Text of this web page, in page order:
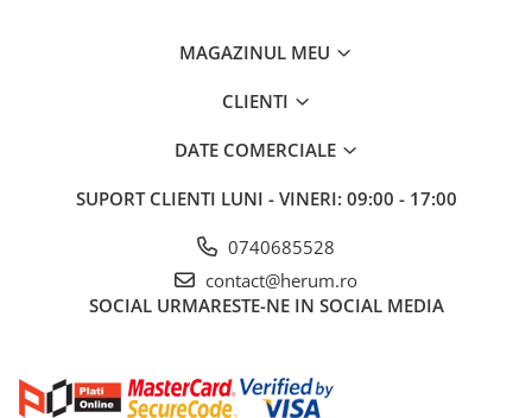
MAGAZINUL MEU
CLIENTI
DATE COMERCIALE
SUPORT CLIENTI LUNI - VINERI: 09:00 - 17:00
0740685528
contact@herum.ro
SOCIAL URMARESTE-NE IN SOCIAL MEDIA